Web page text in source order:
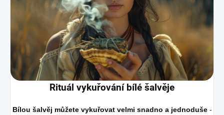
Rituál vykuřování bílé šalvěje
Bílou šalvěj můžete vykuřovat velmi snadno a jednoduše-